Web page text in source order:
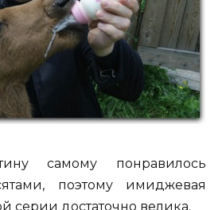
самому понравилось
поэтому имиджевая
серии достаточно велика.